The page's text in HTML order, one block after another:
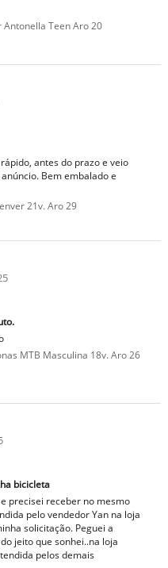
Teen Aro 20
antes do prazo e veio
Bem embalado e
21v. Aro 29
MTB Masculina 18v. Aro 26
bicicleta
precisei receber no mesmo
pelo vendedor Yan na loja
solicitação. Peguei a
jeito que sonhei..na loja
pelos demais